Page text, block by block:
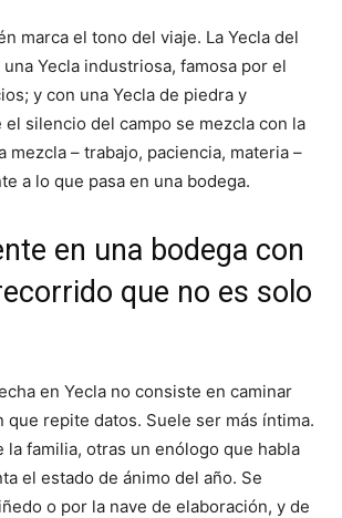
marca el tono del viaje. La Yecla del
Yecla industriosa, famosa por el
y con una Yecla de piedra y
silencio del campo se mezcla con la
mezcla – trabajo, paciencia, materia –
a lo que pasa en una bodega.
en una bodega con
que no es solo
en Yecla no consiste en caminar
que repite datos. Suele ser más íntima.
la familia, otras un enólogo que habla
el estado de ánimo del año. Se
o por la nave de elaboración, y de